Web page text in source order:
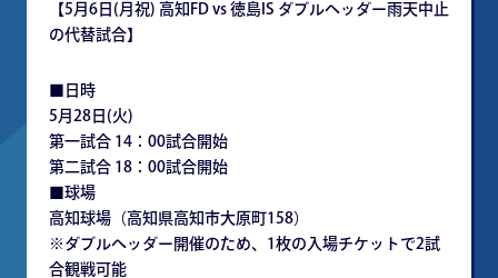
【5月6日(月祝) 高知FD vs 徳島IS ダブルヘッダー雨天中止
の代替試合】
■日時
5月28日(火)
第一試合 14：00試合開始
第二試合 18：00試合開始
■球場
高知球場（高知県高知市大原町158）
※ダブルヘッダー開催のため、1枚の入場チケットで2試
合観戦可能